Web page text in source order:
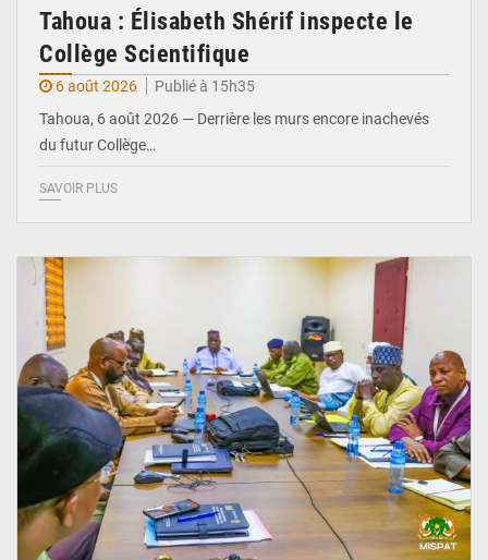
Tahoua : Élisabeth Shérif inspecte le
Collège Scientifique
6 août 2026
Publié à 15h35
Tahoua, 6 août 2026 — Derrière les murs encore inachevés
du futur Collège…
SAVOIR PLUS